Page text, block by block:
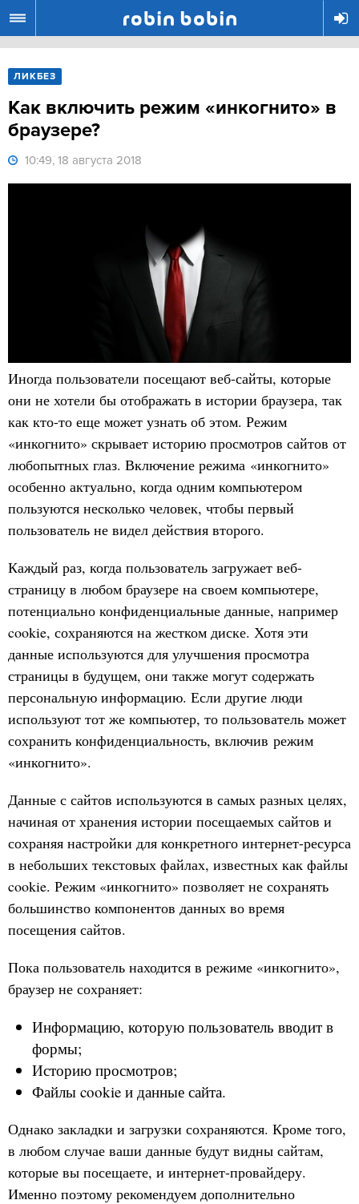
ЛИКБЕЗ
Как включить режим «инкогнито» в
браузере?
10:49, 18 августа 2018
Иногда пользователи посещают веб-сайты, которые
они не хотели бы отображать в истории браузера, так
как кто-то еще может узнать об этом. Режим
«инкогнито» скрывает историю просмотров сайтов от
любопытных глаз. Включение режима «инкогнито»
особенно актуально, когда одним компьютером
пользуются несколько человек, чтобы первый
пользователь не видел действия второго.
Каждый раз, когда пользователь загружает веб-
страницу в любом браузере на своем компьютере,
потенциально конфиденциальные данные, например
cookie, сохраняются на жестком диске. Хотя эти
данные используются для улучшения просмотра
страницы в будущем, они также могут содержать
персональную информацию. Если другие люди
используют тот же компьютер, то пользователь может
сохранить конфиденциальность, включив режим
«инкогнито».
Данные с сайтов используются в самых разных целях,
начиная от хранения истории посещаемых сайтов и
сохраняя настройки для конкретного интернет-ресурса
в небольших текстовых файлах, известных как файлы
cookie. Режим «инкогнито» позволяет не сохранять
большинство компонентов данных во время
посещения сайтов.
Пока пользователь находится в режиме «инкогнито»,
браузер не сохраняет:
Информацию, которую пользователь вводит в
формы;
Историю просмотров;
Файлы cookie и данные сайта.
Однако закладки и загрузки сохраняются. Кроме того,
в любом случае ваши данные будут видны сайтам,
которые вы посещаете, и интернет-провайдеру.
Именно поэтому рекомендуем дополнительно